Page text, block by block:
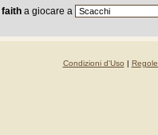
faith a giocare a
Condizioni d'Uso |